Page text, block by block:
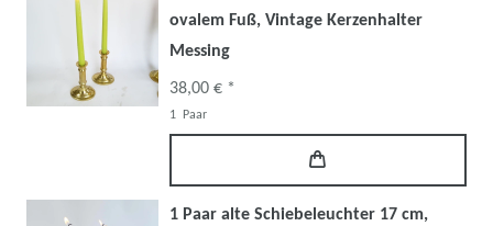
ovalem Fuß, Vintage Kerzenhalter
Messing
38,00 € *
1 Paar
1 Paar alte Schiebeleuchter 17 cm,